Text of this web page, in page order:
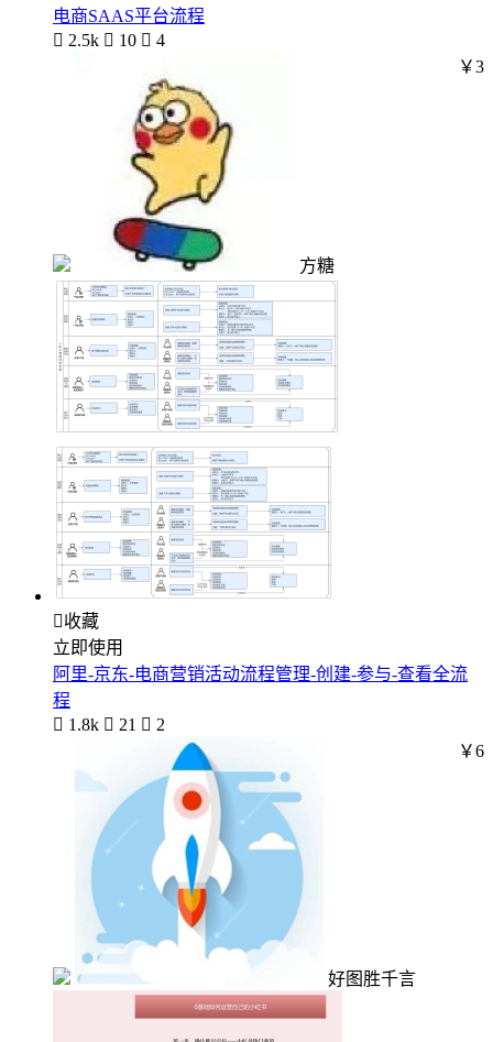
电商SAAS平台流程
 2.5k  10  4
方糖
￥3
收藏
立即使用
阿里-京东-电商营销活动流程管理-创建-参与-查看全流
程
 1.8k  21  2
好图胜千言
￥6